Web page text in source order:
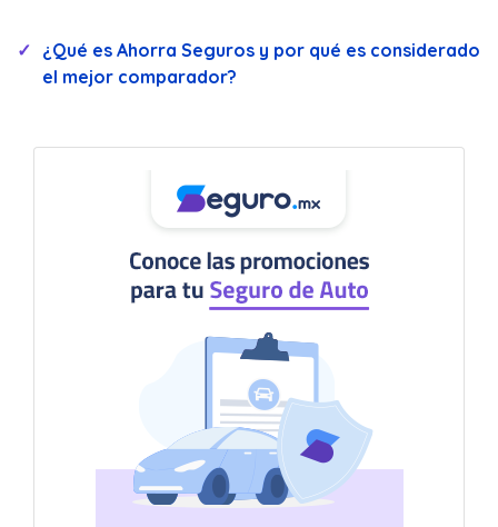
¿Qué es Ahorra Seguros y por qué es considerado
el mejor comparador?